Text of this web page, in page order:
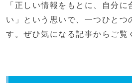
「正しい情報をもとに、自分
い」という思いで、一つひとつ
す。ぜひ気になる記事からご覧